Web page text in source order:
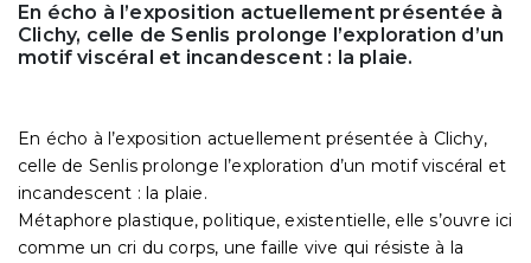
En écho à l’exposition actuellement présentée à
Clichy, celle de Senlis prolonge l’exploration d’un
motif viscéral et incandescent : la plaie.
En écho à l’exposition actuellement présentée à Clichy,
celle de Senlis prolonge l’exploration d’un motif viscéral et
incandescent : la plaie.
Métaphore plastique, politique, existentielle, elle s’ouvre ici
comme un cri du corps, une faille vive qui résiste à la